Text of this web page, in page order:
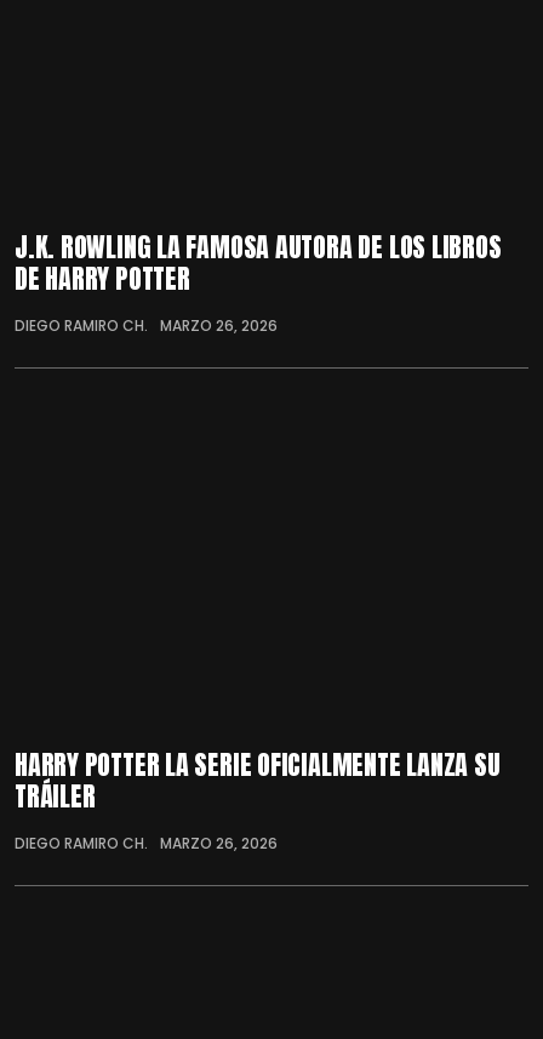
J.K. ROWLING LA FAMOSA AUTORA DE LOS LIBROS
DE HARRY POTTER
DIEGO RAMIRO CH. MARZO 26, 2026
HARRY POTTER LA SERIE OFICIALMENTE LANZA SU
TRÁILER
DIEGO RAMIRO CH. MARZO 26, 2026